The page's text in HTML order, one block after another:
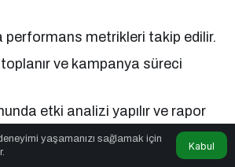
performans metrikleri takip edilir.
ve kampanya süreci
etki analizi yapılır ve rapor
yaşamanızı sağlamak için
Kabul